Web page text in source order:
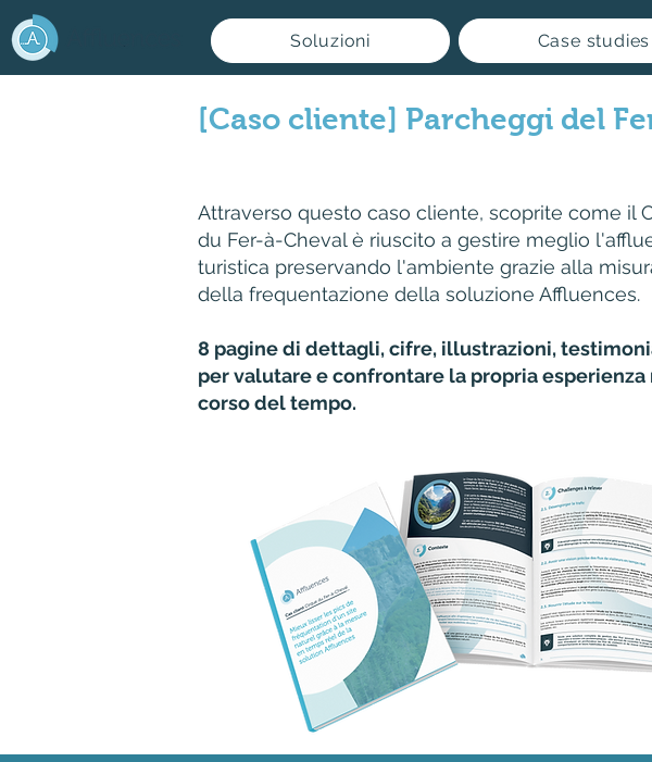
Soluzioni Case studies
[Caso cliente] Parcheggi del
Attraverso questo caso cliente, scoprite come il
du Fer-à-Cheval è riuscito a gestire meglio
turistica preservando l'ambiente grazie alla
della frequentazione della soluzione Affluences.
8 pagine di dettagli, cifre, illustrazioni,
per valutare e confrontare la propria esperienza
corso del tempo.